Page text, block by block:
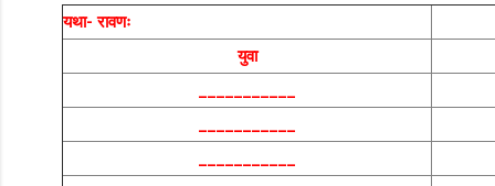
यथा- रावणः
युवा